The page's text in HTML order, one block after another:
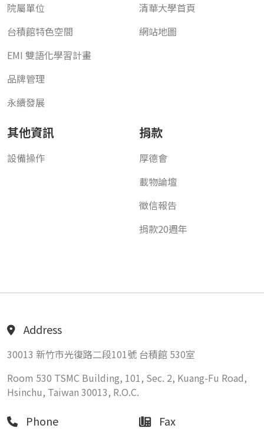
院屬單位
台積館特色空間
EMI 雙語化學習計畫
品牌管理
永續發展
清華大學首頁
網站地圖
其他資訊
設備操作
捐款
厚德會
載物論壇
徵信報告
捐款20週年
Address
30013 新竹市光復路二段101號 台積館 530室
Room 530 TSMC Building, 101, Sec. 2, Kuang-Fu Road,
Hsinchu, Taiwan 30013, R.O.C.
Phone Fax